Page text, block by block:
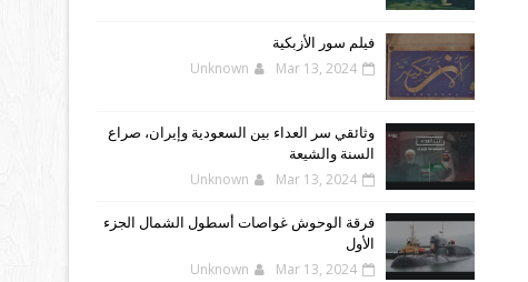
فيلم سور الأزبكية
Unknown Mar 13, 2024
وثائقي سر العداء بين السعودية وإيران، صراع
السنة والشيعة
Unknown Mar 13, 2024
فرقة الوحوش غواصات أسطول الشمال الجزء
الأول
Unknown Mar 13, 2024